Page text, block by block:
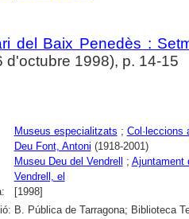
del Baix Penedès :
d'octubre 1998), p. 14-15
Museus especialitzats ; Col·leccions
Deu Font, Antoni (1918-2001)
Museu Deu del Vendrell ; Ajuntament
Vendrell, el
[1998]
B. Pública de Tarragona; Biblioteca